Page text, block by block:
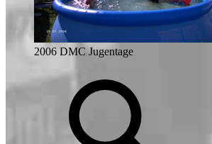
2006 DMC Jugentage